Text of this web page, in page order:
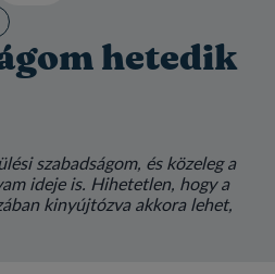
hetedik
szabadságom, és közeleg a
ideje is. Hihetetlen, hogy a
kinyújtózva akkora lehet,